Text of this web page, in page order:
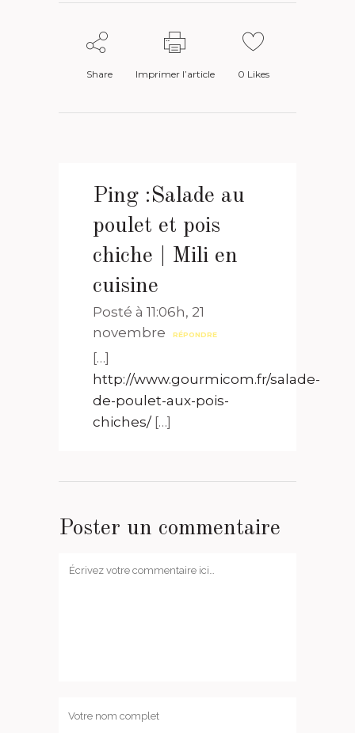
Share Imprimer l’article 0 Likes
Ping :Salade au
poulet et pois
chiche | Mili en
cuisine
Posté à 11:06h, 21
novembre
RÉPONDRE
[…]
http://www.gourmicom.fr/salade-
de-poulet-aux-pois-
chiches/ […]
Poster un commentaire